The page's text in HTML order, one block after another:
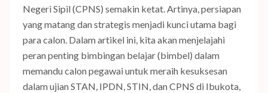
Negeri Sipil (CPNS) semakin ketat. Artinya, persiapan
yang matang dan strategis menjadi kunci utama bagi
para calon. Dalam artikel ini, kita akan menjelajahi
peran penting bimbingan belajar (bimbel) dalam
memandu calon pegawai untuk meraih kesuksesan
dalam ujian STAN, IPDN, STIN, dan CPNS di Ibukota,